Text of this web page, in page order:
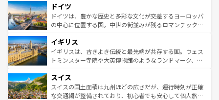
せる。地方によって風土や気候が異なるスペインはその個
性で訪れる人を魅了する。 なお、新着のスペイン情報は コ
ンテンツ一覧を参照してほしい。
で、幅広い魅力が詰まっている。華麗な宮殿、歴史的な大
聖堂、美しいビーチ、そして豊かな自然が、訪れる者を心
から魅了する。また、フランスは美食の国としても知ら
いる。シャンパンの発祥地であるランス、プロヴァンスの
香り高いラベンダー畑など、多彩な楽しみ方が可能だ。さ
らに、パリ以外の地域にも魅力が溢れており、どの街角に
れる地方に足を運ぶとそれぞれで全く異なる文化を体験で
きるだろう。 なお、新着のフランス情報はコンテンツ一覧
を参照してほしい。
ドイツ
ドイツは、豊かな歴史と多彩な文化が交差するヨーロッパ
の中心に位置する国。中世の街並みが残るロマンチック街
顔を持つこの国は、どこを歩いても飽きることがない。ベ
ルリンの文化的活気、バイエルン州のアルプスの絶景、そ
してライン川沿いのワイン畑といった風景は必見。ビール
は、お酒好きな人にはぜひ体験してほしい。 なお、新着の
ドイツ情報はコンテンツ一覧を参照してほしい。
イギリス
イギリスは、古きよき伝統と最先端が共存する国。ウェス
トミンスター寺院や大英博物館のようなランドマーク、歴
リアごとに異なる魅力がある。また、優雅なアフタヌーン
ティー、ビール好きにはたまらない英国パブ、サッカー観
戦など、本場だからこそできる体験も豊富。イギリスを旅
スイス
スイスの国土面積は九州ほどの広さだが、運行時刻が正確
な交通網が整備されており、初心者でも安心して個人旅行